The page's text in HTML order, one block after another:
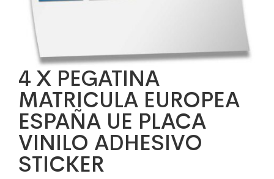
4 X PEGATINA
MATRICULA EUROPEA
ESPAÑA UE PLACA
VINILO ADHESIVO
STICKER